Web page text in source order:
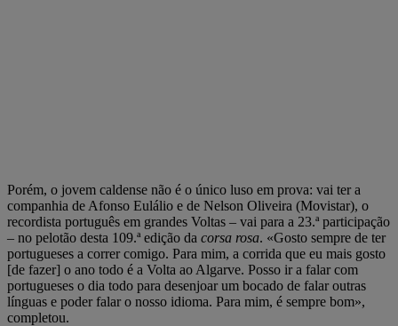
Porém, o jovem caldense não é o único luso em prova: vai ter a
companhia de Afonso Eulálio e de Nelson Oliveira (Movistar), o
recordista português em grandes Voltas – vai para a 23.ª participação
– no pelotão desta 109.ª edição da corsa rosa. «Gosto sempre de ter
portugueses a correr comigo. Para mim, a corrida que eu mais gosto
[de fazer] o ano todo é a Volta ao Algarve. Posso ir a falar com
portugueses o dia todo para desenjoar um bocado de falar outras
línguas e poder falar o nosso idioma. Para mim, é sempre bom»,
completou.